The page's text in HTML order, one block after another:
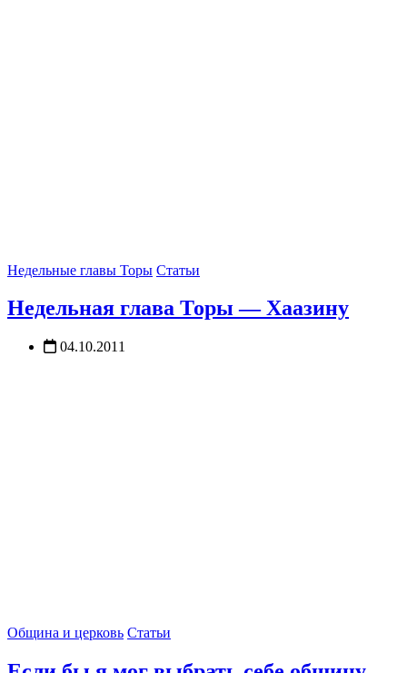
Недельные главы Торы Статьи
Недельная глава Торы — Хаазину
04.10.2011
Община и церковь Статьи